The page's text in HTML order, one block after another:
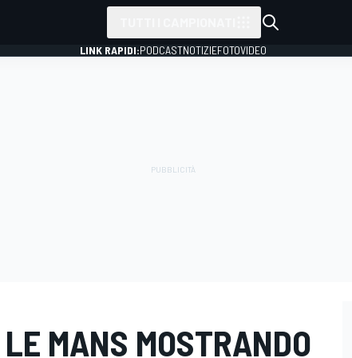
LINK RAPIDI:PODCASTNOTIZIEFOTOVIDEO
MANS MOSTRANDO